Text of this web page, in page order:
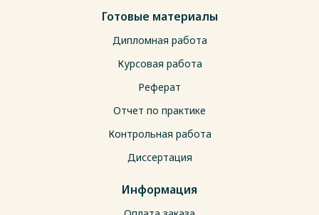
Готовые материалы
Дипломная работа
Курсовая работа
Реферат
Отчет по практике
Контрольная работа
Диссертация
Информация